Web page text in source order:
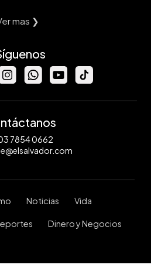
mas ❯
7854 0662
Noticias Vida
Dinero y Negocios